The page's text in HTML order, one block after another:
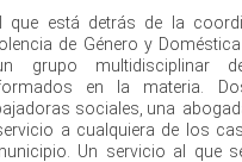
que está detrás de la
de Género y Doméstica
grupo multidisciplinar
en la materia.
sociales, una
a cualquiera de los
Un servicio al que